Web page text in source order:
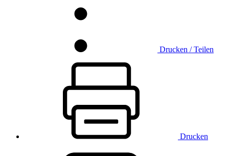
Drucken / Teilen
Drucken